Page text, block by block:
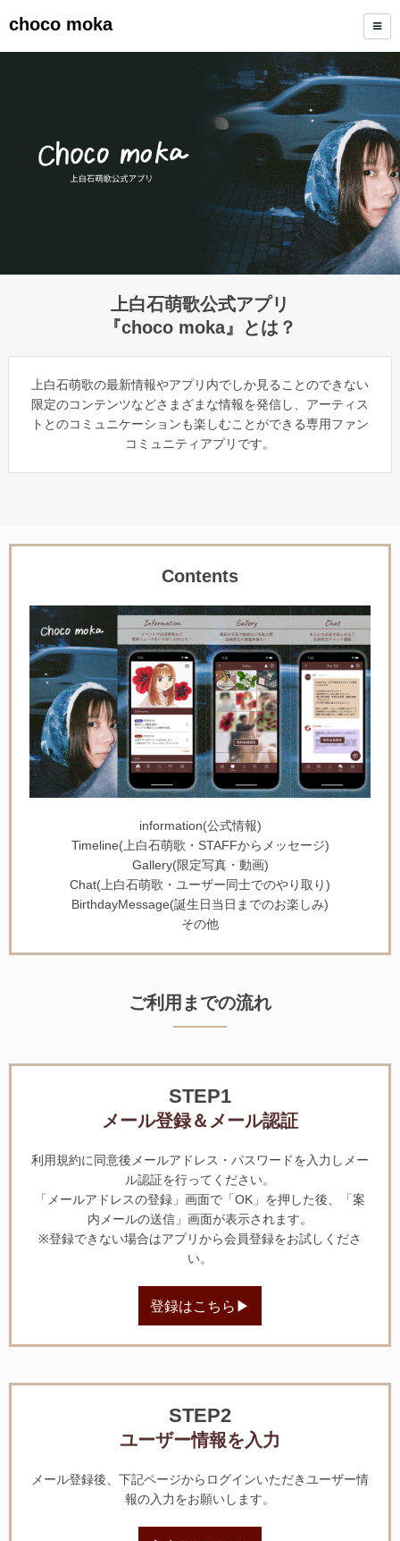
choco moka
上白石萌歌公式アプリ
『choco moka』とは？
上白石萌歌の最新情報やアプリ内でしか見ることのできない
限定のコンテンツなどさまざまな情報を発信し、アーティス
トとのコミュニケーションも楽しむことができる専用ファン
コミュニティアプリです。
Contents
information(公式情報)
Timeline(上白石萌歌・STAFFからメッセージ)
Gallery(限定写真・動画)
Chat(上白石萌歌・ユーザー同士でのやり取り)
BirthdayMessage(誕生日当日までのお楽しみ)
その他
ご利用までの流れ
STEP1
メール登録＆メール認証
利用規約に同意後メールアドレス・パスワードを入力しメー
ル認証を行ってください。
「メールアドレスの登録」画面で「OK」を押した後、「案
内メールの送信」画面が表示されます。
※登録できない場合はアプリから会員登録をお試しくださ
い。
登録はこちら▶
STEP2
ユーザー情報を入力
メール登録後、下記ページからログインいただきユーザー情
報の入力をお願いします。